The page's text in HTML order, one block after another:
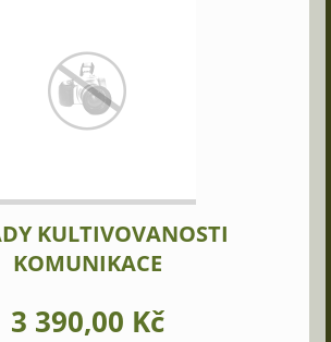
KULTIVOVANOSTI
KOMUNIKACE
3 390,00 Kč